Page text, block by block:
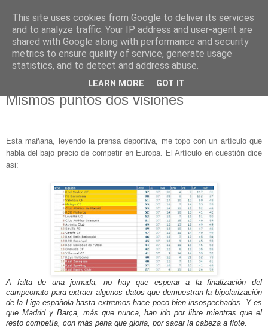
EN LA GRADA
Blog de opinión deportiva
martes, 8 de mayo de 2012
Mismos puntos dos visiones
Esta mañana, leyendo la prensa deportiva, me topo con un artículo que
habla del bajo precio de competir en Europa. El Artículo en cuestión dice
asi:
A falta de una jornada, no hay que esperar a la finalización del
campeonato para extraer algunos datos que demuestran la bipolarización
de la Liga española hasta extremos hace poco bien insospechados. Y es
que Madrid y Barça, más que nunca, han ido por libre mientras que el
resto competía, con más pena que gloria, por sacar la cabeza a flote.
This site uses cookies from Google to deliver its services
and to analyze traffic. Your IP address and user-agent are
shared with Google along with performance and security
metrics to ensure quality of service, generate usage
statistics, and to detect and address abuse.
LEARN MORE GOT IT